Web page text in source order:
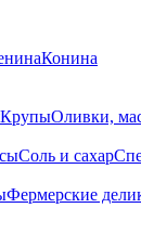
Конина
КрупыОливки,
Соль и сахар
Фермерские